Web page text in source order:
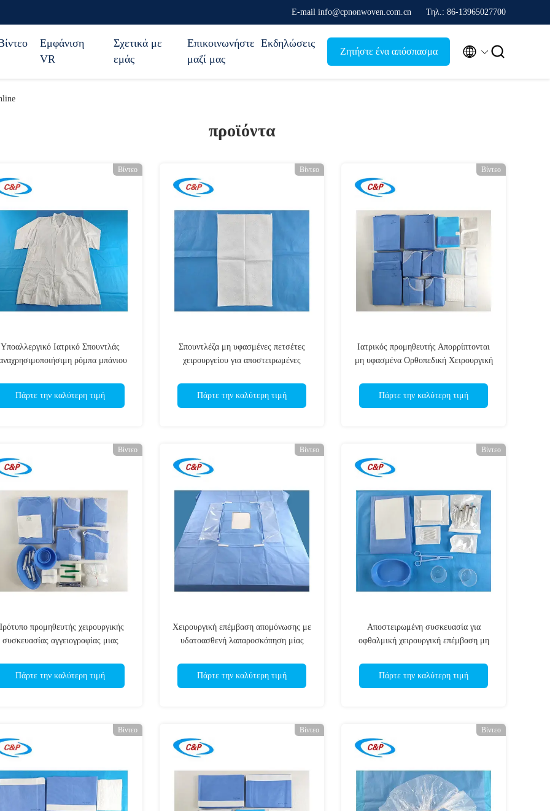
Ε-mail info@cpnonwoven.com.cn Τηλ.: 86-13965027700
Εμφάνιση
VR
Σχετικά με
εμάς
Επικοινωνήστε
μαζί μας
Εκδηλώσεις
Ζητήστε ένα απόσπασμα  
προϊόντα
Βίντεο
Υποαλλεργικό Ιατρικό Σπουντλάς
ρόμπα μπάνιου
Πάρτε την καλύτερη τιμή
Βίντεο
Σπουντλέζα μη υφασμένες πετσέτες
χειρουργείου για αποστειρωμένες
Πάρτε την καλύτερη τιμή
Βίντεο
Ιατρικός προμηθευτής Απορρίπτονται
μη υφασμένα Ορθοπεδική Χειρουργική
Πάρτε την καλύτερη τιμή
Βίντεο
προμηθευτής χειρουργικής
συσκευασίας αγγειογραφίας μιας
Πάρτε την καλύτερη τιμή
Βίντεο
Χειρουργική επέμβαση απομόνωσης με
υδατοασθενή λαπαροσκόπηση μίας
Πάρτε την καλύτερη τιμή
Βίντεο
Αποστειρωμένη συσκευασία για
οφθαλμική χειρουργική επέμβαση μη
Πάρτε την καλύτερη τιμή
Βίντεο Βίντεο Βίντεο